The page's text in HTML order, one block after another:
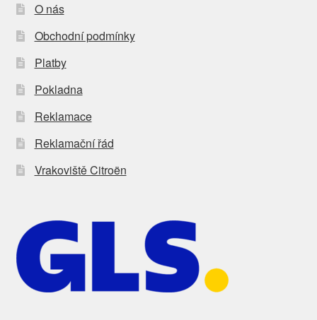
O nás
Obchodní podmínky
Platby
Pokladna
Reklamace
Reklamační řád
Vrakoviště Citroën